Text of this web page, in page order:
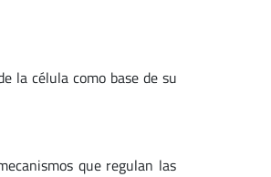
la célula como base de su
que regulan las